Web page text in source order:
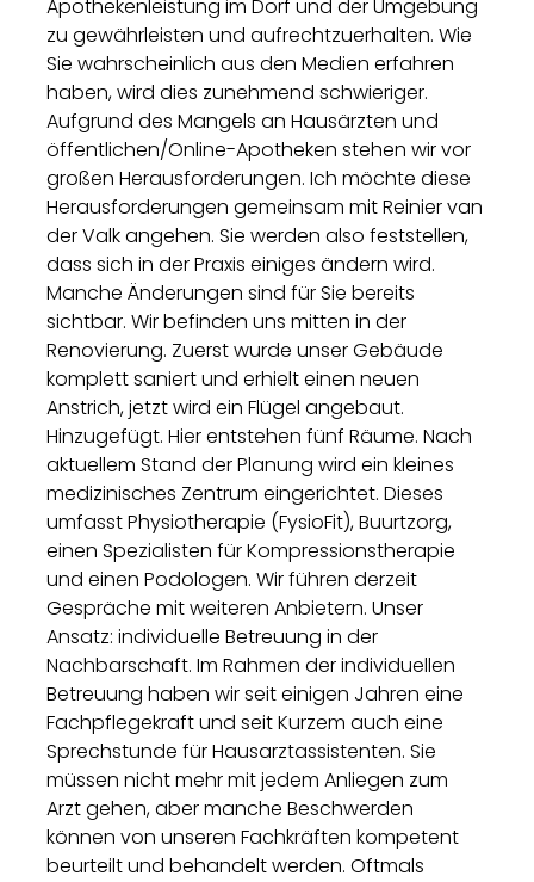
Apothekenleistung im Dorf und der Umgebung
zu gewährleisten und aufrechtzuerhalten. Wie
Sie wahrscheinlich aus den Medien erfahren
haben, wird dies zunehmend schwieriger.
Aufgrund des Mangels an Hausärzten und
öffentlichen/Online-Apotheken stehen wir vor
großen Herausforderungen. Ich möchte diese
Herausforderungen gemeinsam mit Reinier van
der Valk angehen. Sie werden also feststellen,
dass sich in der Praxis einiges ändern wird.
Manche Änderungen sind für Sie bereits
sichtbar. Wir befinden uns mitten in der
Renovierung. Zuerst wurde unser Gebäude
komplett saniert und erhielt einen neuen
Anstrich, jetzt wird ein Flügel angebaut.
Hinzugefügt. Hier entstehen fünf Räume. Nach
aktuellem Stand der Planung wird ein kleines
medizinisches Zentrum eingerichtet. Dieses
umfasst Physiotherapie (FysioFit), Buurtzorg,
einen Spezialisten für Kompressionstherapie
und einen Podologen. Wir führen derzeit
Gespräche mit weiteren Anbietern. Unser
Ansatz: individuelle Betreuung in der
Nachbarschaft. Im Rahmen der individuellen
Betreuung haben wir seit einigen Jahren eine
Fachpflegekraft und seit Kurzem auch eine
Sprechstunde für Hausarztassistenten. Sie
müssen nicht mehr mit jedem Anliegen zum
Arzt gehen, aber manche Beschwerden
können von unseren Fachkräften kompetent
beurteilt und behandelt werden. Oftmals